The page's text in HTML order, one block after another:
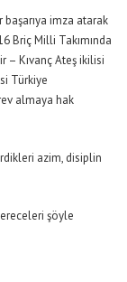
imza atarak
Briç Milli Takımında
– Kıvanç Ateş ikilisi
Türkiye
almaya hak
azim, disiplin
şöyle